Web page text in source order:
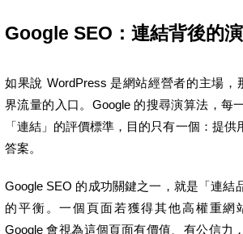
Google SEO：連結背後的
如果說 WordPress 是網站經營者的主場，
界流量的入口。Google 的搜尋演算法，每
「連結」的評價標準，目的只有一個：提
答案。
Google SEO 的成功關鍵之一，就是「連結
的平衡。一個頁面若獲得其他高權重網
Google 會視為這個頁面有價值、有公信力